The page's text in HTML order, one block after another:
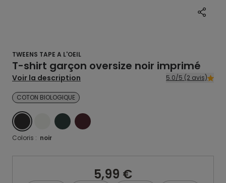
TWEENS TAPE A L'OEIL
T-shirt garçon oversize noir imprimé
Voir la description 5.0/5 (2 avis)
COTON BIOLOGIQUE
NOIR ECRUVERT ROUGE
Coloris : noir
5,99 €